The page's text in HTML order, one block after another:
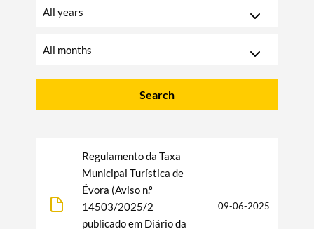
search
Search
Regulamento da Taxa
Municipal Turística de
Évora (Aviso n.º
14503/2025/2
publicado em Diário da
09-06-2025